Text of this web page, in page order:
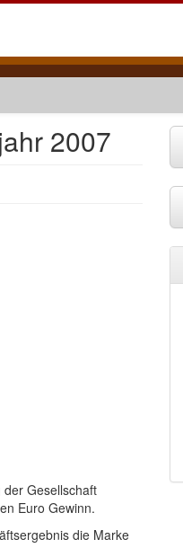
2007
Gesellschaft
Euro Gewinn.
die Marke